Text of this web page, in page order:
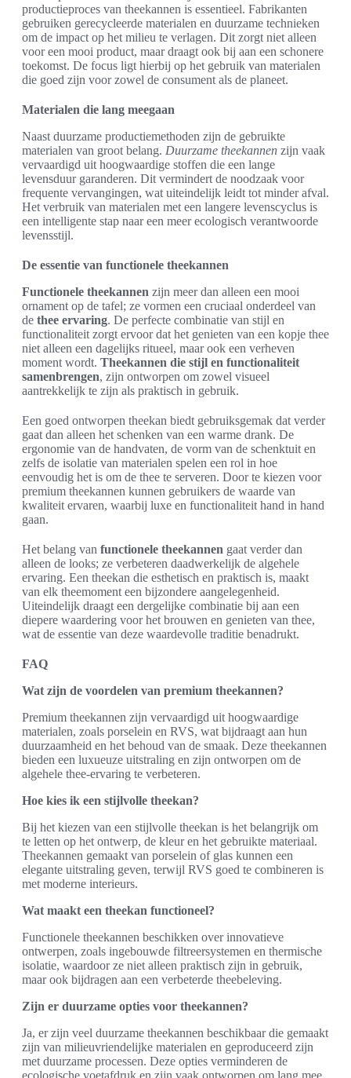
productieproces van theekannen is essentieel. Fabrikanten
gebruiken gerecycleerde materialen en duurzame technieken
om de impact op het milieu te verlagen. Dit zorgt niet alleen
voor een mooi product, maar draagt ook bij aan een schonere
toekomst. De focus ligt hierbij op het gebruik van materialen
die goed zijn voor zowel de consument als de planeet.
Materialen die lang meegaan
Naast duurzame productiemethoden zijn de gebruikte
materialen van groot belang. Duurzame theekannen zijn vaak
vervaardigd uit hoogwaardige stoffen die een lange
levensduur garanderen. Dit vermindert de noodzaak voor
frequente vervangingen, wat uiteindelijk leidt tot minder afval.
Het verbruik van materialen met een langere levenscyclus is
een intelligente stap naar een meer ecologisch verantwoorde
levensstijl.
De essentie van functionele theekannen
Functionele theekannen zijn meer dan alleen een mooi
ornament op de tafel; ze vormen een cruciaal onderdeel van
de thee ervaring. De perfecte combinatie van stijl en
functionaliteit zorgt ervoor dat het genieten van een kopje thee
niet alleen een dagelijks ritueel, maar ook een verheven
moment wordt. Theekannen die stijl en functionaliteit
samenbrengen, zijn ontworpen om zowel visueel
aantrekkelijk te zijn als praktisch in gebruik.
Een goed ontworpen theekan biedt gebruiksgemak dat verder
gaat dan alleen het schenken van een warme drank. De
ergonomie van de handvaten, de vorm van de schenktuit en
zelfs de isolatie van materialen spelen een rol in hoe
eenvoudig het is om de thee te serveren. Door te kiezen voor
premium theekannen kunnen gebruikers de waarde van
kwaliteit ervaren, waarbij luxe en functionaliteit hand in hand
gaan.
Het belang van functionele theekannen gaat verder dan
alleen de looks; ze verbeteren daadwerkelijk de algehele
ervaring. Een theekan die esthetisch en praktisch is, maakt
van elk theemoment een bijzondere aangelegenheid.
Uiteindelijk draagt een dergelijke combinatie bij aan een
diepere waardering voor het brouwen en genieten van thee,
wat de essentie van deze waardevolle traditie benadrukt.
FAQ
Wat zijn de voordelen van premium theekannen?
Premium theekannen zijn vervaardigd uit hoogwaardige
materialen, zoals porselein en RVS, wat bijdraagt aan hun
duurzaamheid en het behoud van de smaak. Deze theekannen
bieden een luxueuze uitstraling en zijn ontworpen om de
algehele thee-ervaring te verbeteren.
Hoe kies ik een stijlvolle theekan?
Bij het kiezen van een stijlvolle theekan is het belangrijk om
te letten op het ontwerp, de kleur en het gebruikte materiaal.
Theekannen gemaakt van porselein of glas kunnen een
elegante uitstraling geven, terwijl RVS goed te combineren is
met moderne interieurs.
Wat maakt een theekan functioneel?
Functionele theekannen beschikken over innovatieve
ontwerpen, zoals ingebouwde filtreersystemen en thermische
isolatie, waardoor ze niet alleen praktisch zijn in gebruik,
maar ook bijdragen aan een verbeterde theebeleving.
Zijn er duurzame opties voor theekannen?
Ja, er zijn veel duurzame theekannen beschikbaar die gemaakt
zijn van milieuvriendelijke materialen en geproduceerd zijn
met duurzame processen. Deze opties verminderen de
ecologische voetafdruk en zijn vaak ontworpen om lang mee